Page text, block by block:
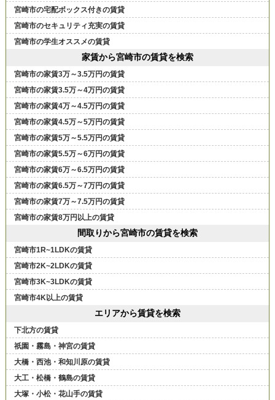
宮崎市の宅配ボックス付きの賃貸
宮崎市のセキュリティ充実の賃貸
宮崎市の学生オススメの賃貸
家賃から宮崎市の賃貸を検索
宮崎市の家賃3万～3.5万円の賃貸
宮崎市の家賃3.5万～4万円の賃貸
宮崎市の家賃4万～4.5万円の賃貸
宮崎市の家賃4.5万～5万円の賃貸
宮崎市の家賃5万～5.5万円の賃貸
宮崎市の家賃5.5万～6万円の賃貸
宮崎市の家賃6万～6.5万円の賃貸
宮崎市の家賃6.5万～7万円の賃貸
宮崎市の家賃7万～7.5万円の賃貸
宮崎市の家賃8万円以上の賃貸
間取りから宮崎市の賃貸を検索
宮崎市1R~1LDKの賃貸
宮崎市2K~2LDKの賃貸
宮崎市3K~3LDKの賃貸
宮崎市4K以上の賃貸
エリアから賃貸を検索
下北方の賃貸
祇園・霧島・神宮の賃貸
大橋・西池・和知川原の賃貸
大工・松橋・鶴島の賃貸
大塚・小松・花山手の賃貸